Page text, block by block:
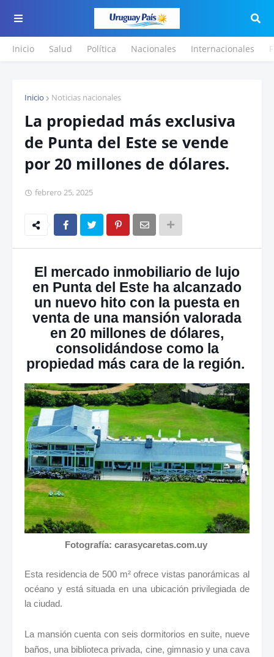
Inicio Salud Política Nacionales Internacionales
Inicio Noticias nacionales
La propiedad más exclusiva
de Punta del Este se vende
por 20 millones de dólares.
febrero 25, 2025
El mercado inmobiliario de lujo
en Punta del Este ha alcanzado
un nuevo hito con la puesta en
venta de una mansión valorada
en 20 millones de dólares,
consolidándose como la
propiedad más cara de la región.
Fotografía: carasycaretas.com.uy
Esta residencia de 500 m² ofrece vistas panorámicas al
océano y está situada en una ubicación privilegiada de
la ciudad.
La mansión cuenta con seis dormitorios en suite, nueve
baños, una biblioteca privada, cine, gimnasio y una cava